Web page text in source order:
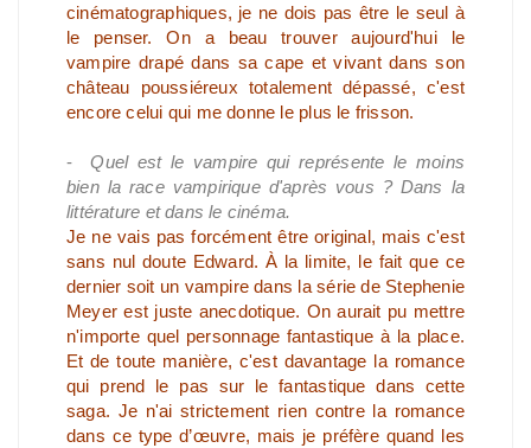
cinématographiques, je ne dois pas être le seul à
le penser. On a beau trouver aujourd'hui le
vampire drapé dans sa cape et vivant dans son
château poussiéreux totalement dépassé, c'est
encore celui qui me donne le plus le frisson.
-Quel est le vampire qui représente le moins
bien la race vampirique d'après vous ? Dans la
littérature et dans le cinéma.
Je ne vais pas forcément être original, mais c'est
sans nul doute Edward. À la limite, le fait que ce
dernier soit un vampire dans la série de Stephenie
Meyer est juste anecdotique. On aurait pu mettre
n'importe quel personnage fantastique à la place.
Et de toute manière, c'est davantage la romance
qui prend le pas sur le fantastique dans cette
saga. Je n'ai strictement rien contre la romance
dans ce type d’œuvre, mais je préfère quand les